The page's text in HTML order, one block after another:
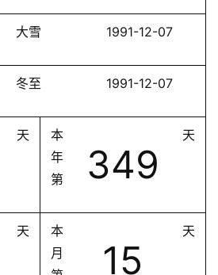
大雪 1991-12-07
冬至 1991-12-07
天
本
年
第
349
天
天
本
月
15
天